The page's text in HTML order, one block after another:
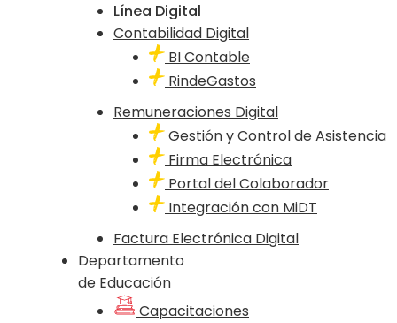
Línea Digital
Contabilidad Digital
BI Contable
RindeGastos
Remuneraciones Digital
Gestión y Control de Asistencia
Firma Electrónica
Portal del Colaborador
Integración con MiDT
Factura Electrónica Digital
Departamento
de Educación
Capacitaciones